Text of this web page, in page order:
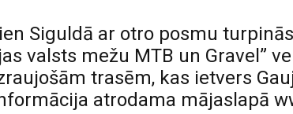
Siguldā ar otro posmu
valsts mežu MTB un Gravel”
trasēm, kas ietvers
atrodama mājaslapā